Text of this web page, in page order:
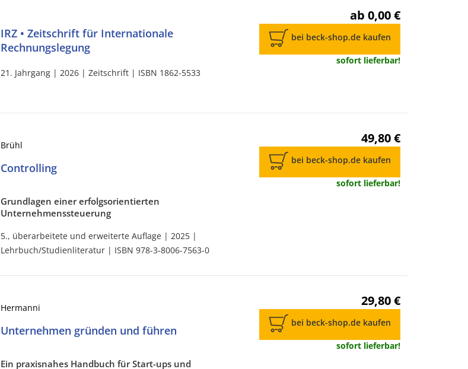
IRZ • Zeitschrift für Internationale
Rechnungslegung
21. Jahrgang | 2026 | Zeitschrift | ISBN 1862-5533
ab 0,00 €
bei beck-shop.de kaufen
sofort lieferbar!
Brühl
Controlling
Grundlagen einer erfolgsorientierten
Unternehmenssteuerung
5., überarbeitete und erweiterte Auflage | 2025 |
Lehrbuch/Studienliteratur | ISBN 978-3-8006-7563-0
49,80 €
bei beck-shop.de kaufen
sofort lieferbar!
Hermanni
Unternehmen gründen und führen
Ein praxisnahes Handbuch für Start-ups und
29,80 €
bei beck-shop.de kaufen
sofort lieferbar!